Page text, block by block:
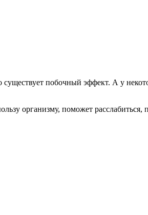
побочный эффект. А у
организму, поможет расслабиться,